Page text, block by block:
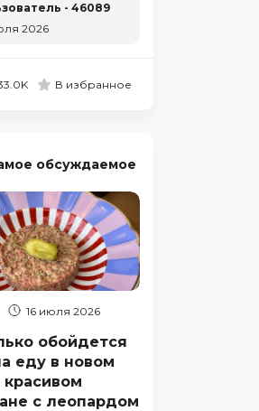
- 46089
2026
В избранное
обсуждаемое
16 июля 2026
обойдется
еду в новом
красивом
с леопардом